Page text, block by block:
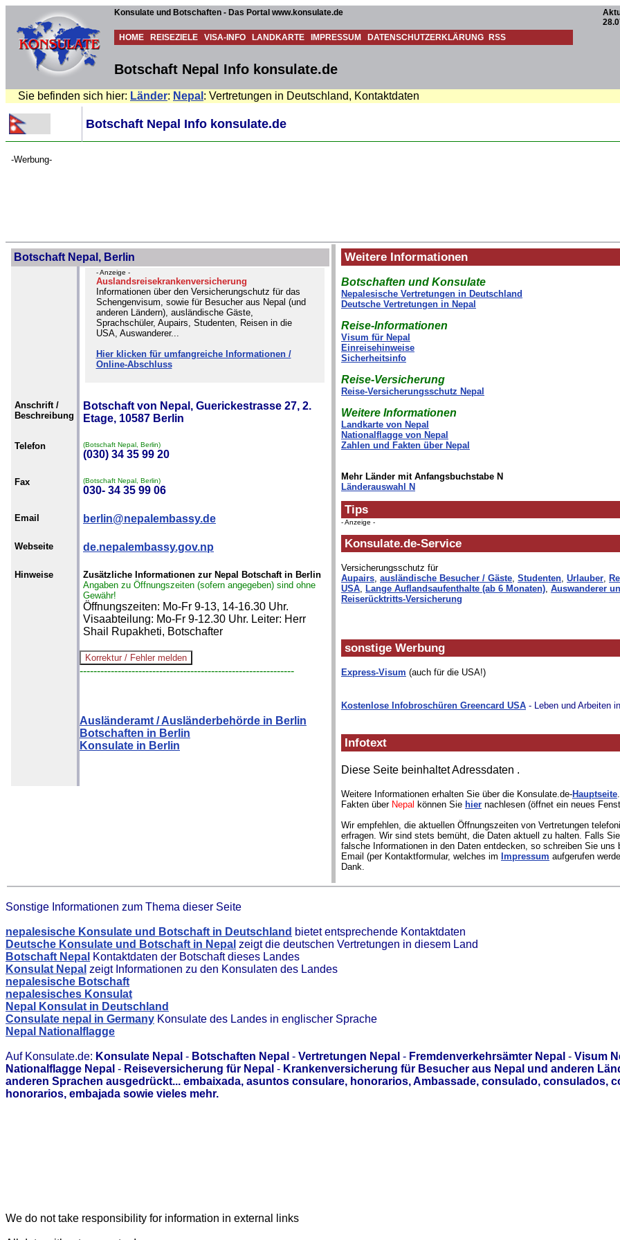
Konsulate und Botschaften - Das Portal www.konsulate.de
HOME REISEZIELE VISA-INFO LANDKARTE IMPRESSUM DATENSCHUTZERKLÄRUNG RSS
Botschaft Nepal Info konsulate.de
Sie befinden sich hier: Länder: Nepal : Vertretungen in Deutschland, Kontaktdaten
Botschaft Nepal Info konsulate.de
-Werbung-
Botschaft Nepal, Berlin
- Anzeige -
Auslandsreisekrankenversicherung
Informationen über den Versicherungschutz für das
Schengenvisum, sowie für Besucher aus Nepal (und
anderen Ländern), ausländische Gäste,
Sprachschüler, Aupairs, Studenten, Reisen in die
USA, Auswanderer...
Hier klicken für umfangreiche Informationen /
Online-Abschluss
Anschrift /
Beschreibung
Botschaft von Nepal, Guerickestrasse 27, 2.
Etage, 10587 Berlin
Telefon (Botschaft Nepal, Berlin)
(030) 34 35 99 20
Fax (Botschaft Nepal, Berlin)
030- 34 35 99 06
Email berlin@nepalembassy.de
Webseite de.nepalembassy.gov.np
Hinweise
Zusätzliche Informationen zur Nepal Botschaft in Berlin
Angaben zu Öffnungszeiten (sofern angegeben) sind ohne
Gewähr!
Öffnungszeiten: Mo-Fr 9-13, 14-16.30 Uhr.
Visaabteilung: Mo-Fr 9-12.30 Uhr. Leiter: Herr
Shail Rupakheti, Botschafter
--------------------------------------------------------------
Ausländeramt / Ausländerbehörde in Berlin
Botschaften in Berlin
Konsulate in Berlin
Weitere Informationen
Botschaften und Konsulate
Nepalesische Vertretungen in Deutschland
Deutsche Vertretungen in Nepal
Reise-Informationen
Visum für Nepal
Einreisehinweise
Sicherheitsinfo
Reise-Versicherung
Reise-Versicherungsschutz Nepal
Weitere Informationen
Landkarte von Nepal
Nationalflagge von Nepal
Zahlen und Fakten über Nepal
Mehr Länder mit Anfangsbuchstabe N
Länderauswahl N
Tips
- Anzeige -
Konsulate.de-Service
Versicherungsschutz für
Aupairs, ausländische Besucher / Gäste, Studenten, Urlauber,
USA, Lange Auflandsaufenthalte (ab 6 Monaten), Auswanderer
Reiserücktritts-Versicherung
sonstige Werbung
Express-Visum (auch für die USA!)
Kostenlose Infobroschüren Greencard USA - Leben und Arbeiten
Infotext
Diese Seite beinhaltet Adressdaten .
Weitere Informationen erhalten Sie über die Konsulate.de-Hauptseite
Fakten über Nepal können Sie hier nachlesen (öffnet ein neues
Wir empfehlen, die aktuellen Öffnungszeiten von Vertretungen
erfragen. Wir sind stets bemüht, die Daten aktuell zu halten. Falls
falsche Informationen in den Daten entdecken, so schreiben Sie uns
Email (per Kontaktformular, welches im Impressum aufgerufen
Dank.
Sonstige Informationen zum Thema dieser Seite
nepalesische Konsulate und Botschaft in Deutschland bietet entsprechende Kontaktdaten
Deutsche Konsulate und Botschaft in Nepal zeigt die deutschen Vertretungen in diesem Land
Botschaft Nepal Kontaktdaten der Botschaft dieses Landes
Konsulat Nepal zeigt Informationen zu den Konsulaten des Landes
nepalesische Botschaft
nepalesisches Konsulat
Nepal Konsulat in Deutschland
Consulate nepal in Germany Konsulate des Landes in englischer Sprache
Nepal Nationalflagge
Auf Konsulate.de: Konsulate Nepal - Botschaften Nepal - Vertretungen Nepal - Fremdenverkehrsämter Nepal - Visum
Nationalflagge Nepal - Reiseversicherung für Nepal - Krankenversicherung für Besucher aus Nepal und anderen
anderen Sprachen ausgedrückt... embaixada, asuntos consulare, honorarios, Ambassade, consulado, consulados,
honorarios, embajada sowie vieles mehr.
We do not take responsibility for information in external links